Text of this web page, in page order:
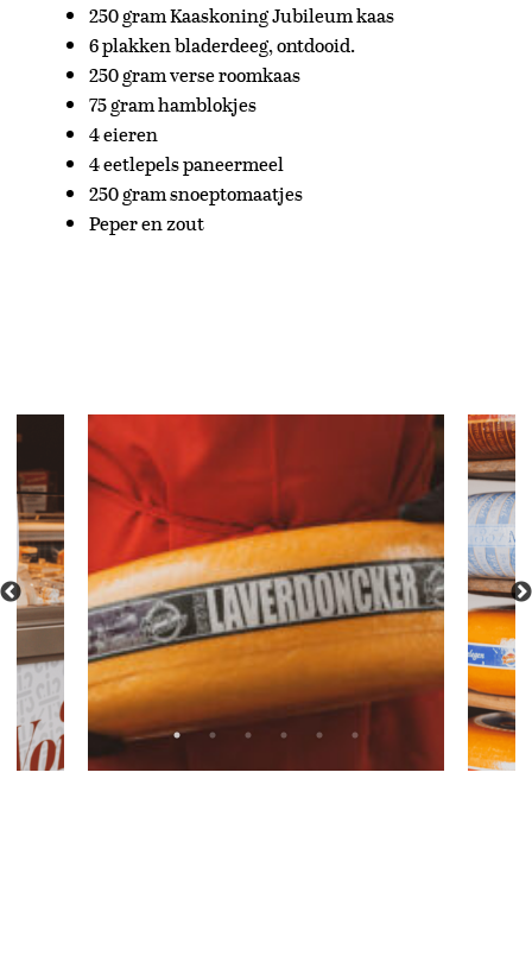
250 gram Kaaskoning Jubileum kaas
6 plakken bladerdeeg, ontdooid.
250 gram verse roomkaas
75 gram hamblokjes
4 eieren
4 eetlepels paneermeel
250 gram snoeptomaatjes
Peper en zout